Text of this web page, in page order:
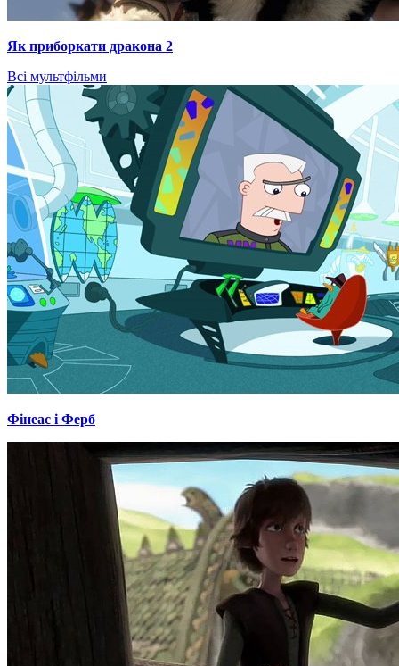
Як приборкати дракона 2
Всі мультфільми
Фінеас і Ферб